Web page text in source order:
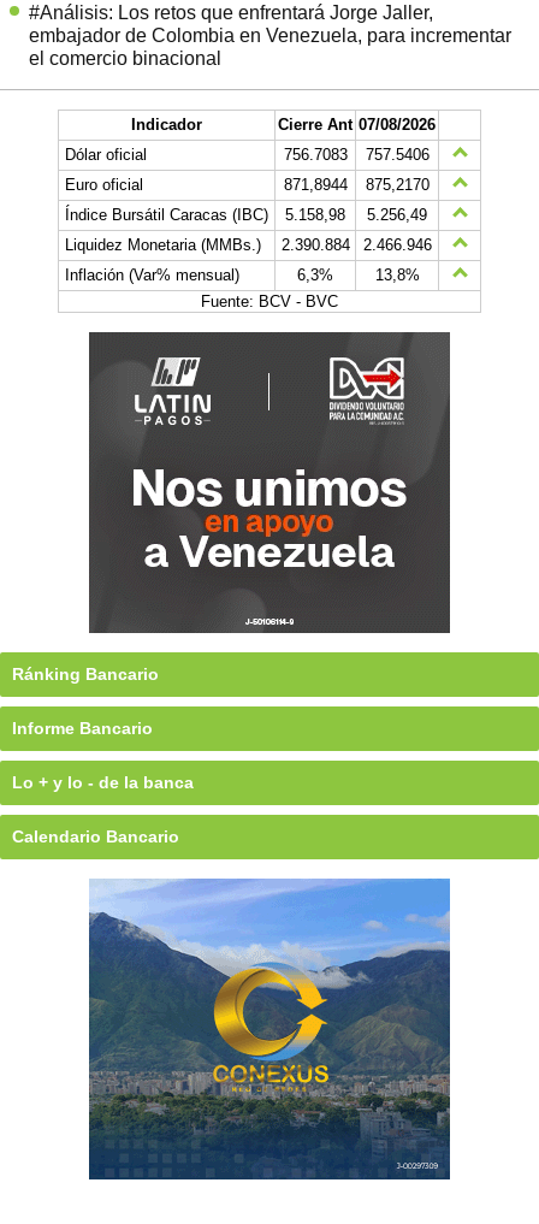
#Análisis: Los retos que enfrentará Jorge Jaller,
embajador de Colombia en Venezuela, para incrementar
el comercio binacional
Indicador Cierre Ant 07/08/2026
Dólar oficial
756.7083
757.5406
Euro oficial
871,8944
875,2170
Índice Bursátil Caracas (IBC)
5.158,98
5.256,49
Liquidez Monetaria (MMBs.)
2.390.884
2.466.946
Inflación (Var% mensual)
6,3%
13,8%
Fuente: BCV - BVC
Ránking Bancario
Informe Bancario
Lo + y lo - de la banca
Calendario Bancario